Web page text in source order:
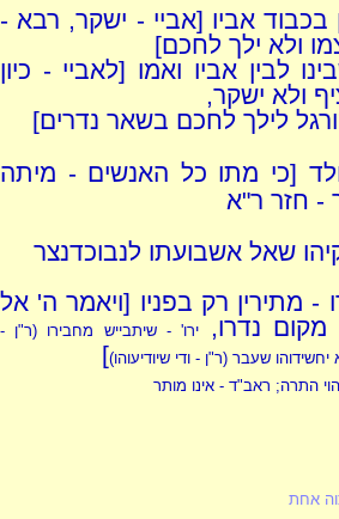
בכבוד אביו [אביי - ישקר, רבא -
ולא ילך לחכם]
לבין אביו ואמו [לאביי - כיון
ולא ישקר,
לילך לחכם בשאר נדרים]
[כי מתו כל האנשים - מיתה
- חזר ר"א
שאל אשבועתו לנבוכדנצר
מתירין רק בפניו [ויאמר ה' אל
מקום נדרו,ירו' - שיתבייש מחבירו (ר"ן -
שעבר (ר"ן - ודי שיודיעוהו)]
התרה; ראב"ד - אינו מותר
אחת